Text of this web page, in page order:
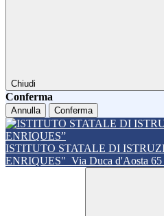
Chiudi
Conferma
Annulla Conferma
ISTITUTO STATALE DI
ENRIQUES" Via Duca d'Aosta